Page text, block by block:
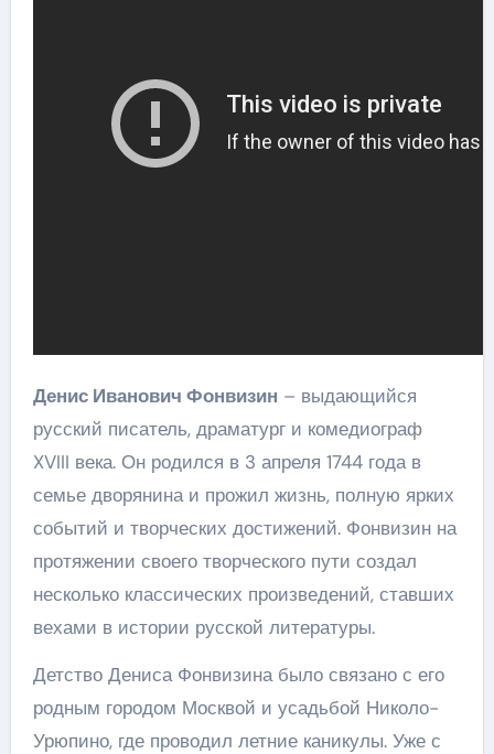
Денис Иванович Фонвизин – выдающийся
русский писатель, драматург и комедиограф
XVIII века. Он родился в 3 апреля 1744 года в
семье дворянина и прожил жизнь, полную ярких
событий и творческих достижений. Фонвизин на
протяжении своего творческого пути создал
несколько классических произведений, ставших
вехами в истории русской литературы.
Детство Дениса Фонвизина было связано с его
родным городом Москвой и усадьбой Николо-
Урюпино, где проводил летние каникулы. Уже с